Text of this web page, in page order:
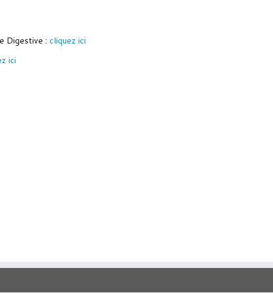
Digestive : cliquez ici
ici